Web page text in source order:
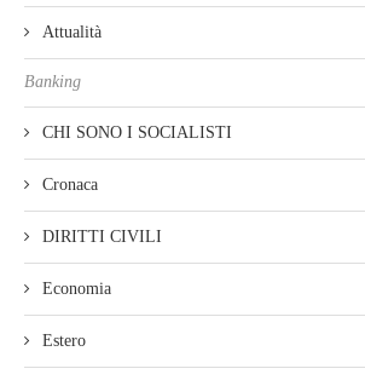
Attualità
Banking
CHI SONO I SOCIALISTI
Cronaca
DIRITTI CIVILI
Economia
Estero